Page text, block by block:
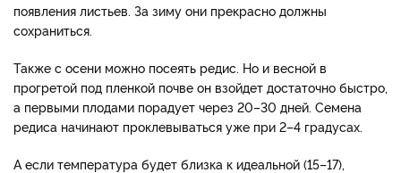
появления листьев. За зиму они прекрасно должны
сохраниться.
Также с осени можно посеять редис. Но и весной в
прогретой под пленкой почве он взойдет достаточно быстро,
а первыми плодами порадует через 20–30 дней. Семена
редиса начинают проклевываться уже при 2–4 градусах.
А если температура будет близка к идеальной (15–17),